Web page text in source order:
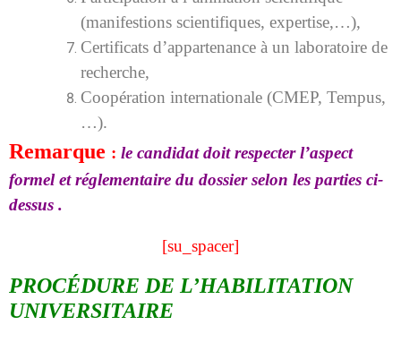
(manifestions scientifiques, expertise,…),
Certificats d’appartenance à un laboratoire de
recherche,
Coopération internationale (CMEP, Tempus,
…).
Remarque : le candidat doit respecter l’aspect
formel et réglementaire du dossier selon les parties ci-
dessus .
[su_spacer]
PROCÉDURE DE L’HABILITATION
UNIVERSITAIRE